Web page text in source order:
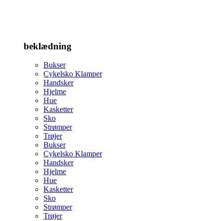
beklædning
Bukser
Cykelsko Klamper
Handsker
Hjelme
Hue
Kasketter
Sko
Strømper
Trøjer
Bukser
Cykelsko Klamper
Handsker
Hjelme
Hue
Kasketter
Sko
Strømper
Trøjer